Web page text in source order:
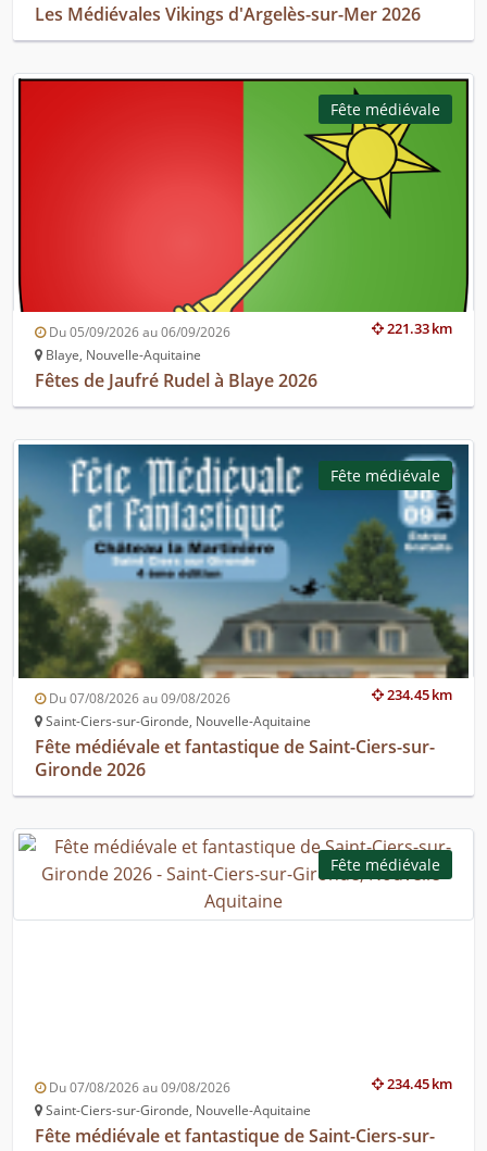
Les Médiévales Vikings d'Argelès-sur-Mer 2026
Fête médiévale
221.33 km
Du 05/09/2026 au 06/09/2026
Blaye, Nouvelle-Aquitaine
Fêtes de Jaufré Rudel à Blaye 2026
Fête médiévale
234.45 km
Du 07/08/2026 au 09/08/2026
Saint-Ciers-sur-Gironde, Nouvelle-Aquitaine
Fête médiévale et fantastique de Saint-Ciers-sur-
Gironde 2026
Fête médiévale
234.45 km
Du 07/08/2026 au 09/08/2026
Saint-Ciers-sur-Gironde, Nouvelle-Aquitaine
Fête médiévale et fantastique de Saint-Ciers-sur-